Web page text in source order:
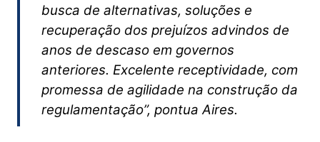
busca de alternativas, soluções e
recuperação dos prejuízos advindos de
anos de descaso em governos
anteriores. Excelente receptividade, com
promessa de agilidade na construção da
regulamentação”, pontua Aires.